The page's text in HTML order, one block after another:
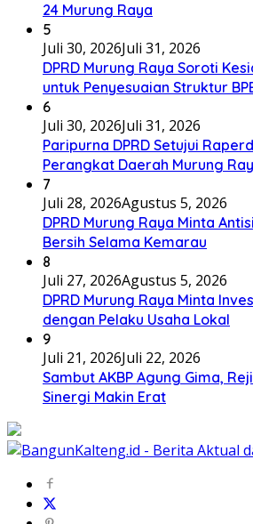
24 Murung Raya
5
Juli 30, 2026Juli 31, 2026
DPRD Murung Raya Soroti
untuk Penyesuaian Struktur
6
Juli 30, 2026Juli 31, 2026
Paripurna DPRD Setujui
Perangkat Daerah Murung
7
Juli 28, 2026Agustus 5, 2026
DPRD Murung Raya Minta
Bersih Selama Kemarau
8
Juli 27, 2026Agustus 5, 2026
DPRD Murung Raya Minta
dengan Pelaku Usaha Lokal
9
Juli 21, 2026Juli 22, 2026
Sambut AKBP Agung Gima,
Sinergi Makin Erat